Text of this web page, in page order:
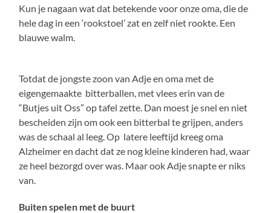
Kun je nagaan wat dat betekende voor onze oma, die de
hele dag in een ‘rookstoel’ zat en zelf niet rookte. Een
blauwe walm.
Totdat de jongste zoon van Adje en oma met de
eigengemaakte bitterballen, met vlees erin van de
“Butjes uit Oss” op tafel zette. Dan moest je snel en niet
bescheiden zijn om ook een bitterbal te grijpen, anders
was de schaal al leeg. Op latere leeftijd kreeg oma
Alzheimer en dacht dat ze nog kleine kinderen had, waar
ze heel bezorgd over was. Maar ook Adje snapte er niks
van.
Buiten spelen met de buurt